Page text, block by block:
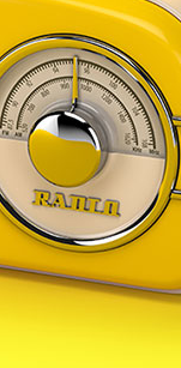
Rodoreda;
que es fa
per
que
posa a
76 07 06, així